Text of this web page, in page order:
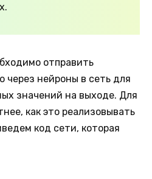
отправить
нейроны в сеть для
значений на выходе. Для
как это реализовывать
код сети, которая